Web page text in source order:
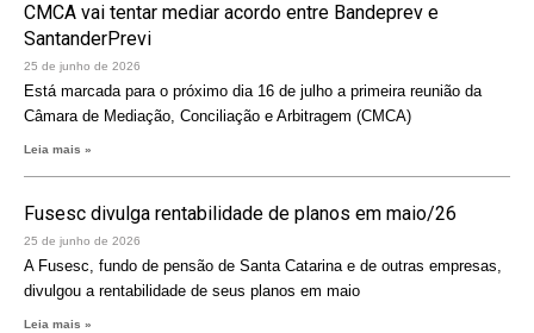
CMCA vai tentar mediar acordo entre Bandeprev e
SantanderPrevi
25 de junho de 2026
Está marcada para o próximo dia 16 de julho a primeira reunião da
Câmara de Mediação, Conciliação e Arbitragem (CMCA)
Leia mais »
Fusesc divulga rentabilidade de planos em maio/26
25 de junho de 2026
A Fusesc, fundo de pensão de Santa Catarina e de outras empresas,
divulgou a rentabilidade de seus planos em maio
Leia mais »